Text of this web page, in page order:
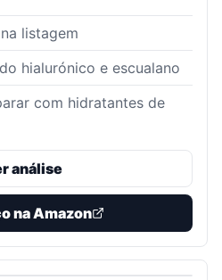
listagem
hialurónico e escualano
com hidratantes de
análise
na Amazon